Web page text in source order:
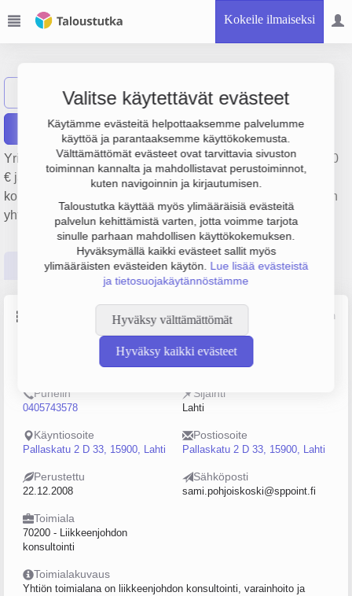
Kokeile ilmaiseksi
Valitse käytettävät evästeet
Käytämme evästeitä helpottaaksemme palvelumme
käyttöä ja parantaaksemme käyttökokemusta.
Välttämättömät evästeet ovat tarvittavia sivuston
toiminnan kannalta ja mahdollistavat perustoiminnot,
kuten navigoinnin ja kirjautumisen.
Taloustutka käyttää myös ylimääräisiä evästeitä
palvelun kehittämistä varten, jotta voimme tarjota
sinulle parhaan mahdollisen käyttökokemuksen.
Hyväksymällä kaikki evästeet sallit myös
ylimääräisten evästeiden käytön. Lue lisää evästeistä
ja tietosuojakäytännöstämme
Hyväksy välttämättömät
Hyväksy kaikki evästeet
Näytä haku S SP-Point Oy
Raportit
Yrityksen SP-Point Oy liikevaihto on 226 000 €, tulos 20 000
€ ja henkilöstömäärä 1. Sen päätoimiala on Liikkeenjohdon
konsultointi, perustamisvuosi 2008 ja sijainti Lahti. Yrityksen
yhtiömuoto Osakeyhtiö (OY).
Perustiedot Tilinpäätösluvut Päättäjätiedot
Lähde: YTJ, PRH, Traficom
Henkilöstömäärä
0–4
Puhelin
0405743578
Sijainti
Lahti
Käyntiosoite
Pallaskatu 2 D 33, 15900, Lahti
Postiosoite
Pallaskatu 2 D 33, 15900, Lahti
Perustettu
22.12.2008
Sähköposti
sami.pohjoiskoski@sppoint.fi
Toimiala
70200 - Liikkeenjohdon
konsultointi
Toimialakuvaus
Yhtiön toimialana on liikkeenjohdon konsultointi, varainhoito ja